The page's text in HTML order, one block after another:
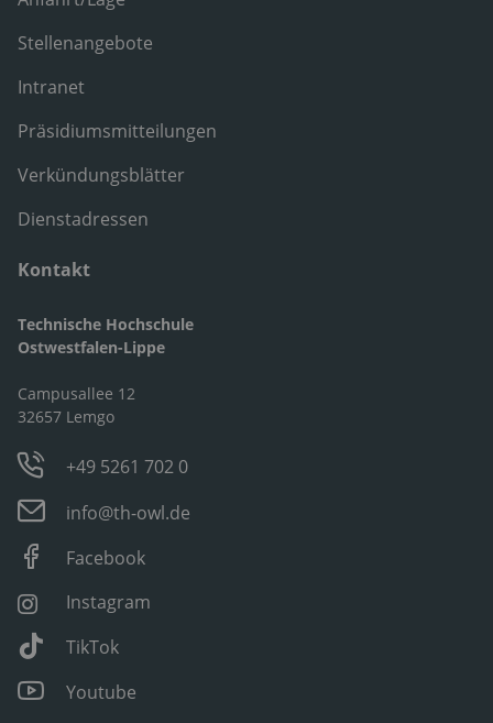
Stellenangebote
Intranet
Präsidiumsmitteilungen
Verkündungsblätter
Dienstadressen
Kontakt
Technische Hochschule
Ostwestfalen-Lippe
Campusallee 12
32657 Lemgo
+49 5261 702 0
info@th-owl.de
Facebook
Instagram
TikTok
Youtube